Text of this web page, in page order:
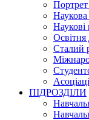
Наукова
Наукові
Освітня
Сталий
ПІДРОЗДІЛИ